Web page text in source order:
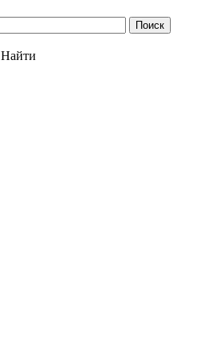
Найти